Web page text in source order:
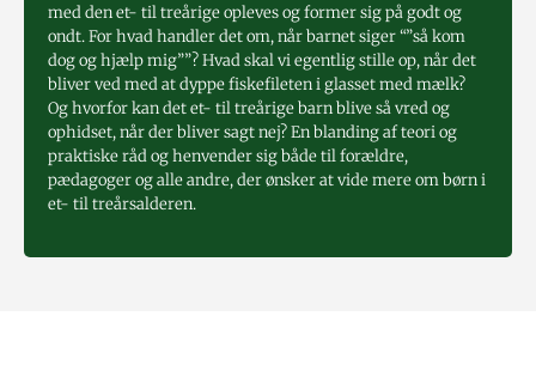
med den et- til treårige opleves og former sig på godt og
ondt. For hvad handler det om, når barnet siger “”så kom
dog og hjælp mig””? Hvad skal vi egentlig stille op, når det
bliver ved med at dyppe fiskefileten i glasset med mælk?
Og hvorfor kan det et- til treårige barn blive så vred og
ophidset, når der bliver sagt nej? En blanding af teori og
praktiske råd og henvender sig både til forældre,
pædagoger og alle andre, der ønsker at vide mere om børn i
et- til treårsalderen.